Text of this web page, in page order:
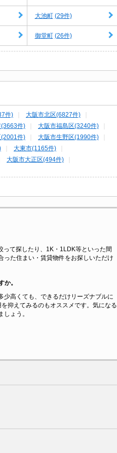
大池町 (29件)
御堂町 (26件)
件)
大阪市北区(6827件)
(3663件)
大阪市福島区(3240件)
(2001件)
大阪市生野区(1990件)
大東市(1165件)
大阪市大正区(494件)
て探したり、1K・1LDK等といった間
った住まい・賃貸物件をお探しいただけ
か。
少高くても、できるだけリーズナブルに
抑えてみるのもオススメです。気になる
しょう。